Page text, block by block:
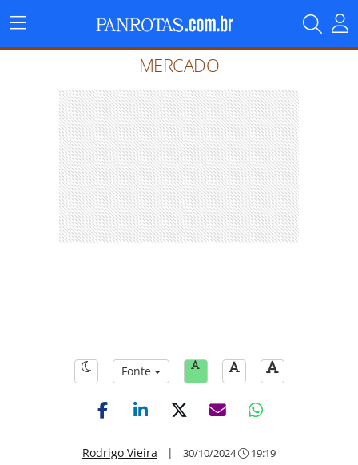
Menu
Principal
MERCADO
Fonte
Rodrigo Vieira | 30/10/2024 19:19